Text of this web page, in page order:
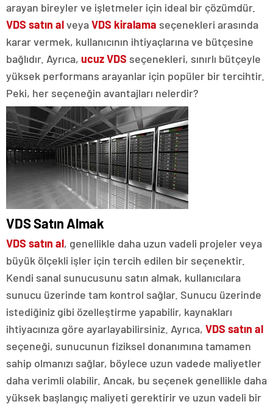
arayan bireyler ve işletmeler için ideal bir çözümdür.
VDS satın alveyaVDS kiralama seçenekleri arasında
karar vermek, kullanıcının ihtiyaçlarına ve bütçesine
bağlıdır. Ayrıca, ucuz VDS seçenekleri, sınırlı bütçeyle
yüksek performans arayanlar için popüler bir tercihtir.
Peki, her seçeneğin avantajları nelerdir?
VDS Satın Almak
VDS satın al, genellikle daha uzun vadeli projeler veya
büyük ölçekli işler için tercih edilen bir seçenektir.
Kendi sanal sunucusunu satın almak, kullanıcılara
sunucu üzerinde tam kontrol sağlar. Sunucu üzerinde
istediğiniz gibi özelleştirme yapabilir, kaynakları
ihtiyacınıza göre ayarlayabilirsiniz. Ayrıca, VDS satın al
seçeneği, sunucunun fiziksel donanımına tamamen
sahip olmanızı sağlar, böylece uzun vadede maliyetler
daha verimli olabilir. Ancak, bu seçenek genellikle daha
yüksek başlangıç maliyeti gerektirir ve uzun vadeli bir